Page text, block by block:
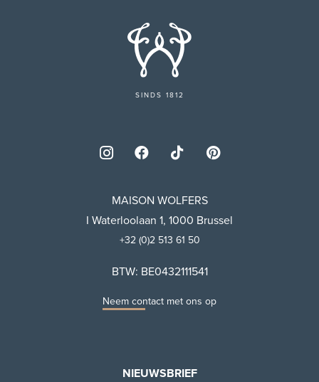
SINDS 1812
MAISON WOLFERS
I Waterloolaan 1, 1000 Brussel
+32 (0)2 513 61 50
BTW: BE0432111541
Neem contact met ons op
NIEUWSBRIEF